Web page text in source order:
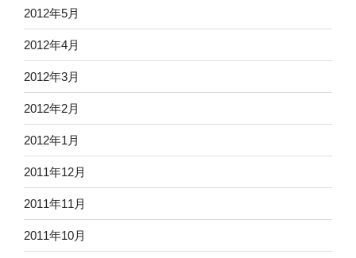
2012年5月
2012年4月
2012年3月
2012年2月
2012年1月
2011年12月
2011年11月
2011年10月